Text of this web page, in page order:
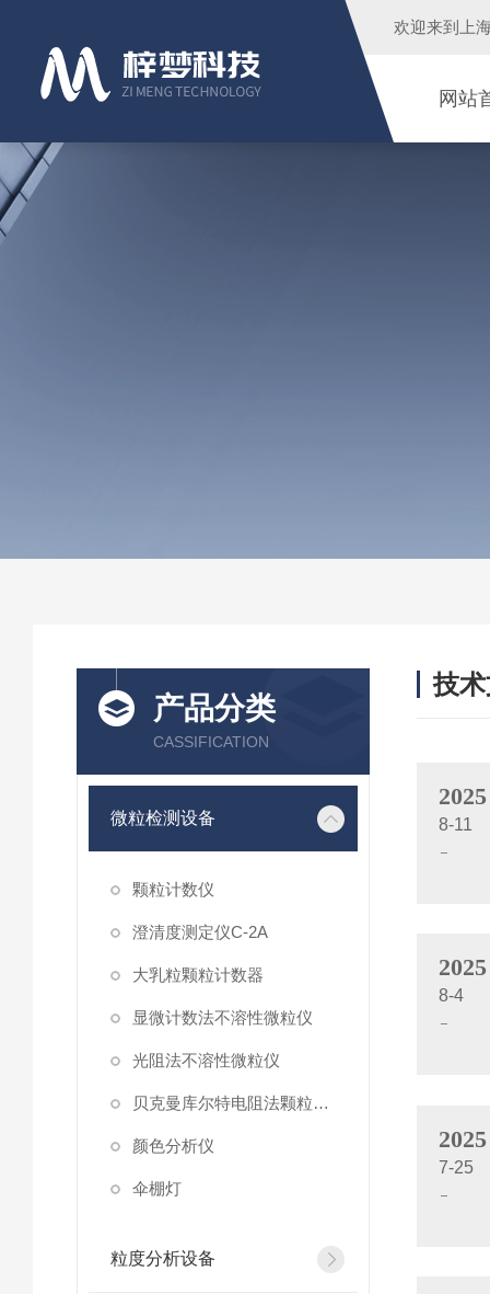
欢迎来到 上
网站
产品分类
CASSIFICATION
微粒检测设备
颗粒计数仪
澄清度测定仪C-2A
大乳粒颗粒计数器
显微计数法不溶性微粒仪
光阻法不溶性微粒仪
贝克曼库尔特电阻法颗粒计数器
颜色分析仪
伞棚灯
粒度分析设备
技
2025
8-11
2025
8-4
2025
7-25